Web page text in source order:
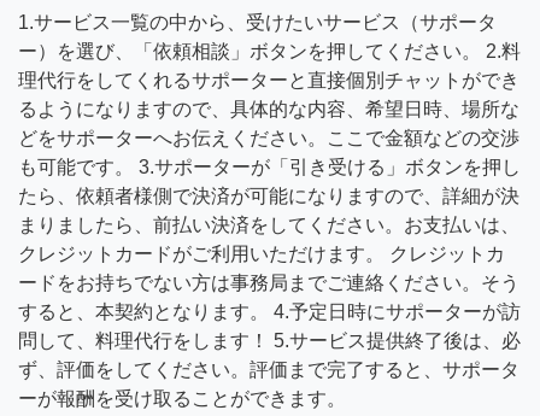
1.サービス一覧の中から、受けたいサービス（サポータ
ー）を選び、「依頼相談」ボタンを押してください。 2.料
理代行をしてくれるサポーターと直接個別チャットができ
るようになりますので、具体的な内容、希望日時、場所な
どをサポーターへお伝えください。ここで金額などの交渉
も可能です。 3.サポーターが「引き受ける」ボタンを押し
たら、依頼者様側で決済が可能になりますので、詳細が決
まりましたら、前払い決済をしてください。お支払いは、
クレジットカードがご利用いただけます。 クレジットカ
ードをお持ちでない方は事務局までご連絡ください。そう
すると、本契約となります。 4.予定日時にサポーターが訪
問して、料理代行をします！ 5.サービス提供終了後は、必
ず、評価をしてください。評価まで完了すると、サポータ
ーが報酬を受け取ることができます。